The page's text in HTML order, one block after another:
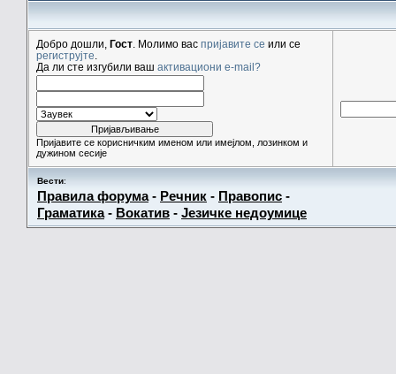
Добро дошли, Гост . Молимо вас пријавите се или се
региструјте
Да ли сте изгубили ваш активациони e-mail?
Пријавите се корисничким именом или имејлом, лозинком и
дужином сесије
Вести:
Правила форума- Речник - Правопис -
Граматика- Вокатив - Језичке недоумице